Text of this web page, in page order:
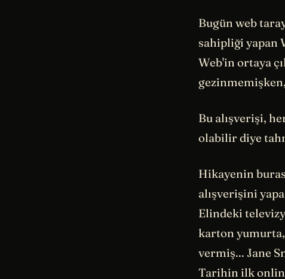
Bugün web
sahipliği yapan
Web'in ortaya
Bu alışverişi,
olabilir diye
Hikayenin
alışverişini
Elindeki
karton
vermiş... Jane
Tarihin ilk